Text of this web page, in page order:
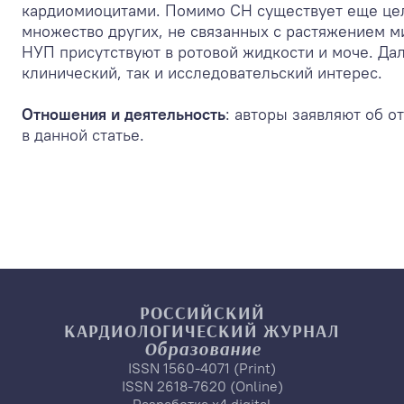
кардиомиоцитами. Помимо СН существует еще
множество других, не связанных с
НУП присутствуют в ротовой жидкости и моче.
клинический, так и исследовательский интерес.
Отношения и деятельность: авторы заявляют об
в данной статье.
РОССИЙСКИЙ
КАРДИОЛОГИЧЕСКИЙ ЖУРНАЛ
Образование
ISSN 1560-4071 (Print)
ISSN 2618-7620 (Online)